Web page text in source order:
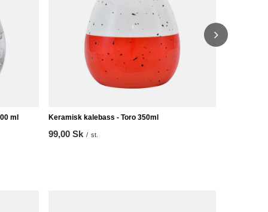
ml Keramisk kalebass - Toro 350ml
99,00 Sk / st.